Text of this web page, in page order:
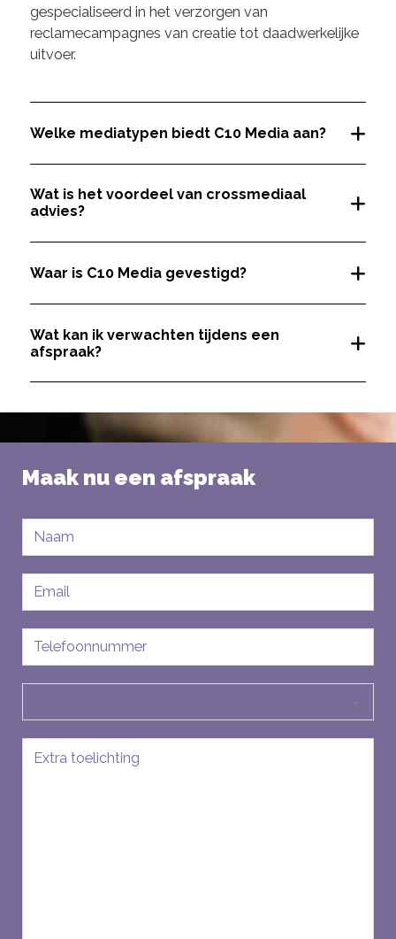
gespecialiseerd in het verzorgen van
reclamecampagnes van creatie tot daadwerkelijke
uitvoer.
Welke mediatypen biedt C10 Media aan?
Wat is het voordeel van crossmediaal
advies?
Waar is C10 Media gevestigd?
Wat kan ik verwachten tijdens een
afspraak?
Maak nu een afspraak
mailadres